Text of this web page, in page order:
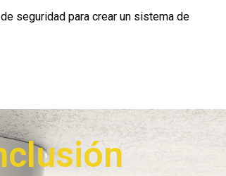
seguridad para crear un sistema de